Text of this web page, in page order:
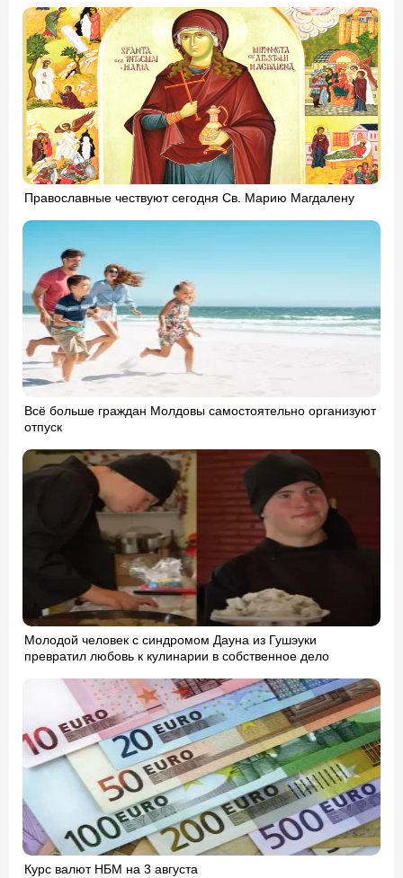
Православные чествуют сегодня Св. Марию Магдалену
Всё больше граждан Молдовы самостоятельно организуют
отпуск
Молодой человек с синдромом Дауна из Гушэуки
превратил любовь к кулинарии в собственное дело
Курс валют НБМ на 3 августа